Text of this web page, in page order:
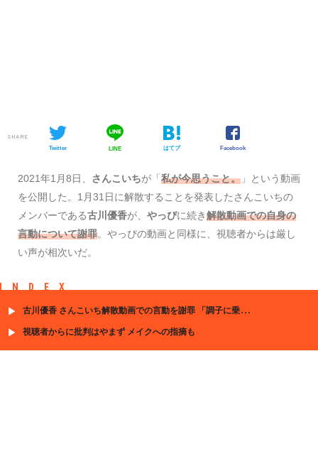
SHARE
Twitter LINE はてブ Facebook
2021年1月8日、 さんこいちが「 私が今思うこと。 」という動画
を公開した。1月31日に解散することを発表したさんこいちの
メンバーである古川優香が、 やっぴに続き解散動画での自身の
言動について謝罪。やっぴの動画と同様に、視聴者からは厳し
い声が相次いだ。
INDEX
古川優香 さんこいち解散動画での言動を謝罪 「調子に乗ってた」
視聴者からに批判はやまず メイクへの指摘も